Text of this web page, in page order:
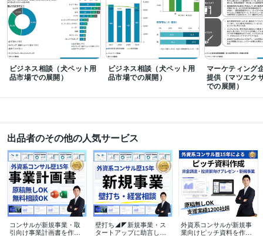
ト「ベトナムの太陽光発電2030年」
資格・検定
TOEIC 取得年 : 2015年
HSK4級 取得年 : 2014年
普通自動車第一種運転免許 取得年 : 2012年
ITパスポート 取得年 : 2018年
ビジネス・クリエイティブツール
WordPress:5年ペライチ:5年Access:5年Excel:10年
Google サイト:5年
Google スプレッドシート:10年Google スライド:10年Keynote:5年
Numbers:5年PowerPoint:12年Word:12年BASE:5年 STORES:5年freee:5年
Moneyfoward:5年Google Analytics:5年Google Search Console:5年
Hubspot:5年kintone:5年 ChatGPT:1年
得意分野
ビジネス相談（犬ペット用
品市場での展開）
ビジネス相談（犬ペット用
品市場での展開）
マーケティング
提供（マツエク
での展開）
出品者のその他の人気サービス
コンサルが新規事業・取
引向け事業計画書を作成
壁打ち◢◤新規事業・ス
タートアップに助言しま
外資系コンサルが新規事
業向けピッチ資料を作成